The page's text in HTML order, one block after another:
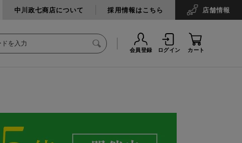
中川政七商店について 採用情報はこちら 店舗情報
会員登録 ログイン カート